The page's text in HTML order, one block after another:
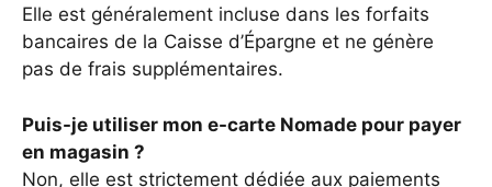
Elle est généralement incluse dans les forfaits
bancaires de la Caisse d’Épargne et ne génère
pas de frais supplémentaires.
Puis-je utiliser mon e-carte Nomade pour payer
en magasin ?
Non, elle est strictement dédiée aux paiements